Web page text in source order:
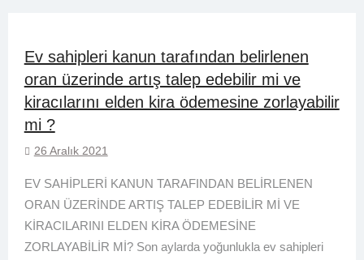
Ev sahipleri kanun tarafından belirlenen
oran üzerinde artış talep edebilir mi ve
kiracılarını elden kira ödemesine zorlayabilir
mi ?
26 Aralık 2021
EV SAHİPLERİ KANUN TARAFINDAN BELİRLENEN
ORAN ÜZERİNDE ARTIŞ TALEP EDEBİLİR Mİ VE
KİRACILARINI ELDEN KİRA ÖDEMESİNE
ZORLAYABİLİR Mİ? Son aylarda yoğunlukla ev sahipleri